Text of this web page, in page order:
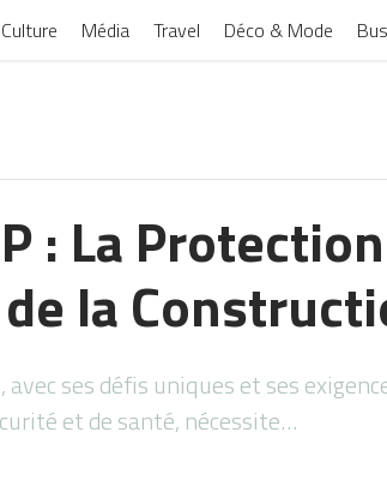
Média Travel Déco & Mode
: La
la
ses défis uniques et ses
et de santé, nécessite…